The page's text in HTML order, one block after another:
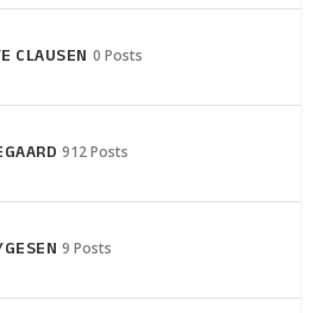
CLAUSEN 0 Posts
912 Posts
9 Posts